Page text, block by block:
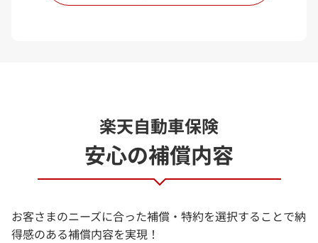
楽天自動車保険
安心の補償内容
お客さまのニーズに合った補償・特約を選択することで納
得感のある補償内容を実現！